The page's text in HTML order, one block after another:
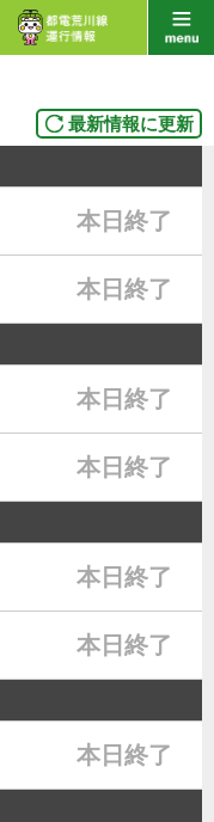
最新情報に更新
本日終了
本日終了
本日終了
本日終了
本日終了
本日終了
本日終了